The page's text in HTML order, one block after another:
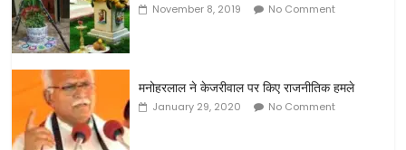
November 8, 2019 No Comment
मनोहरलाल ने केजरीवाल पर किए राजनीतिक हमले
January 29, 2020 No Comment